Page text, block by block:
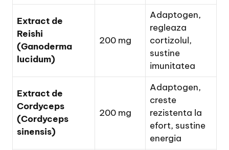
Extract de
Reishi
(Ganoderma
lucidum)
200 mg
Adaptogen,
regleaza
cortizolul,
sustine
imunitatea
Extract de
Cordyceps
(Cordyceps
sinensis)
200 mg
Adaptogen,
creste
rezistenta la
efort, sustine
energia